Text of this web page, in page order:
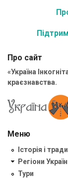
Про сайт
«Україна
краєзнавства.
Меню
Історія і
Регіони
Тури